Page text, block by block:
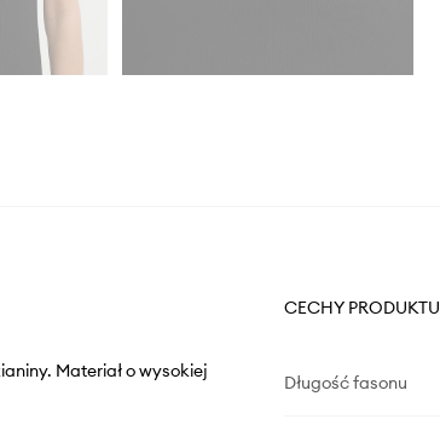
Materiał o wysokiej
CECHY PRODUKTU
Długość fasonu